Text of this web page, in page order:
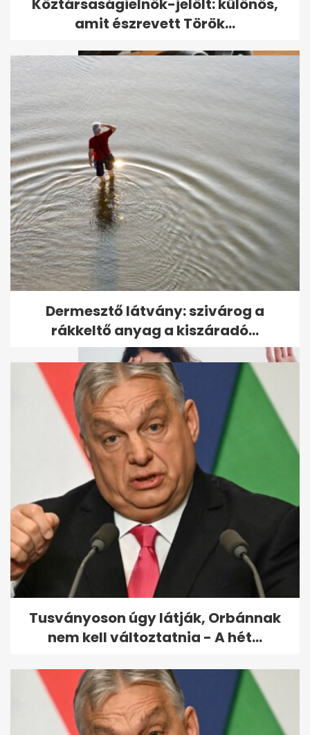
Gyula két cégénél, jogutód...
A Pagani csavarjai is
drágábbak lehetnek, mint egy
új Porsche 911
Tanulmány: az A
vércsoportnál magasabb
lehet a korai sztrók...
amit észrevett Török...
Dermesztő látvány: szivárog a
rákkeltő anyag a kiszáradó...
Tusványoson úgy látják, Orbánnak
nem kell változtatnia - A hét...